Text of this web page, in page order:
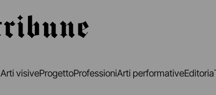
Arti visiveProgettoProfessioniArti performativeEditoria